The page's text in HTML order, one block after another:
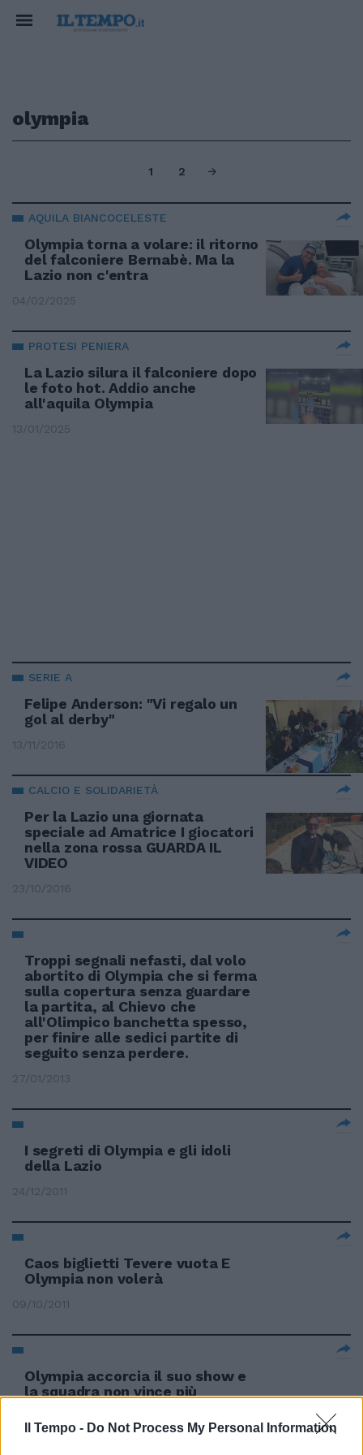
Il Tempo - Do Not Process My Personal Information
olympia
1 2
AQUILA BIANCOCELESTE
Olympia torna a volare: il ritorno
del falconiere Bernabè. Ma la
Lazio non c'entra
04/02/2025
PROTESI PENIERA
La Lazio silura il falconiere dopo
le foto hot. Addio anche
all'aquila Olympia
13/01/2025
SERIE A
Felipe Anderson: "Vi regalo un
gol al derby"
13/11/2016
CALCIO E SOLIDARIETÀ
Per la Lazio una giornata
speciale ad Amatrice I giocatori
nella zona rossa GUARDA IL
VIDEO
23/10/2016
Troppi segnali nefasti, dal volo
abortito di Olympia che si ferma
sulla copertura senza guardare
la partita, al Chievo che
all'Olimpico banchetta spesso,
per finire alle sedici partite di
seguito senza perdere.
27/01/2013
I segreti di Olympia e gli idoli
della Lazio
24/12/2011
Caos biglietti Tevere vuota E
Olympia non volerà
09/10/2011
Olympia accorcia il suo show e
la squadra non vince più